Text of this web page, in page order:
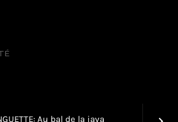
Au bal de la java